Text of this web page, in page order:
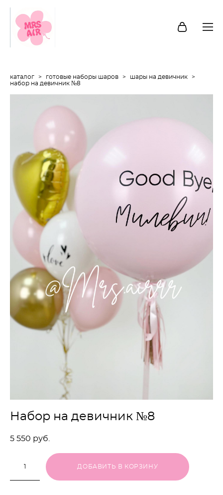
каталог > готовые наборы шаров > шары на девичник
>
набор на девичник №8
Набор на девичник №8
5 550 pуб.
ДОБАВИТЬ В КОРЗИНУ